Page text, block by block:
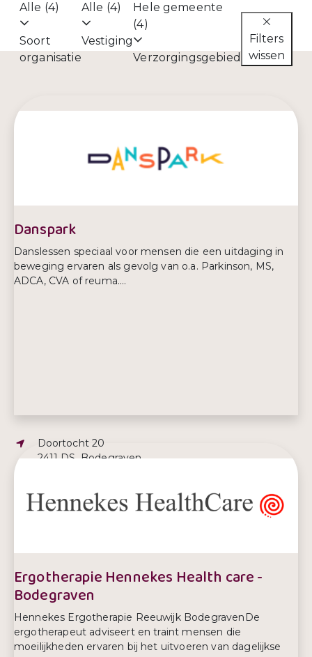
Alle (4)
Soort
organisatie
Alle (4)
Vestiging
Hele gemeente
(4)
Verzorgingsgebied
Filters
wissen
Danspark
Danslessen speciaal voor mensen die een uitdaging in
beweging ervaren als gevolg van o.a. Parkinson, MS,
ADCA, CVA of reuma....
Adres:
Doortocht 20
2411 DS, Bodegraven
Telefoonnummer:
06- 28 93 16 93
Ergotherapie Hennekes Health care -
Bodegraven
Hennekes Ergotherapie Reeuwijk BodegravenDe
ergotherapeut adviseert en traint mensen die
moeilijkheden ervaren bij het uitvoeren van dagelijkse